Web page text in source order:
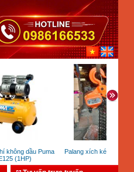
không dầu Puma
(1HP)
Palang xích kéo tay Kenbo